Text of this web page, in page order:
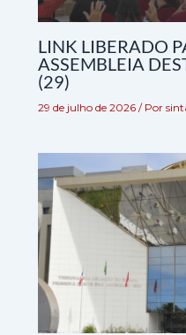
LINK LIBERADO
ASSEMBLEIA
(29)
29 de julho de 2026 / Por